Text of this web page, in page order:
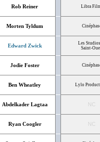
Rob Reiner Libra
Morten Tyldum
Edward Zwick
Les
Saint-
Jodie Foster
Ben Wheatley Lylo
Abdelkader Lagtaa NC
Ryan Coogler NC